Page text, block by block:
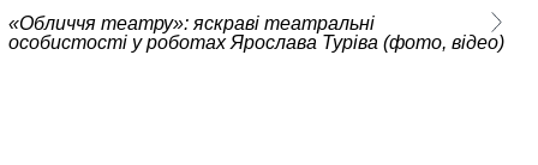
«Обличчя театру»: яскраві театральні
особистості у роботах Ярослава Туріва (фото, відео)